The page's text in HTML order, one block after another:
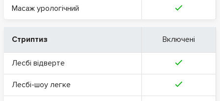
Масаж урологічний
Стриптиз Включені
Лесбі відверте
Лесбі-шоу легке